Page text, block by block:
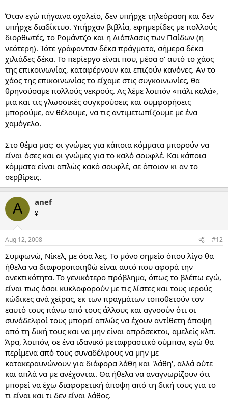
Όταν εγώ πήγαινα σχολείο, δεν υπήρχε τηλεόραση και δεν
υπήρχε διαδίκτυο. Υπήρχαν βιβλία, εφημερίδες με πολλούς
διορθωτές, το Ρομάντζο και η Διάπλασις των Παίδων (η
νεότερη). Τότε γράφονταν δέκα πράγματα, σήμερα δέκα
χιλιάδες δέκα. Το περίεργο είναι που, μέσα σ’ αυτό το χάος
της επικοινωνίας, καταφέρνουν και επιζούν κανόνες. Αν το
χάος της επικοινωνίας το είχαμε στις συγκοινωνίες, θα
θρηνούσαμε πολλούς νεκρούς. Ας λέμε λοιπόν «πάλι καλά»,
μια και τις γλωσσικές συγκρούσεις και συμφορήσεις
μπορούμε, αν θέλουμε, να τις αντιμετωπίζουμε με ένα
χαμόγελο.
Στο θέμα μας: οι γνώμες για κάποια κόμματα μπορούν να
είναι όσες και οι γνώμες για το καλό σουφλέ. Και κάποια
κόμματα είναι απλώς κακό σουφλέ, σε όποιον κι αν το
σερβίρεις.
A anef
¥
Aug 12, 2008 #12
Συμφωνώ, Νίκελ, με όσα λες. Το μόνο σημείο όπου λίγο θα
ήθελα να διαφοροποιηθώ είναι αυτό που αφορά την
ανεκτικότητα. Το γενικότερο πρόβλημα, όπως το βλέπω εγώ,
είναι πως όσοι κυκλοφορούν με τις λίστες και τους ιερούς
κώδικες ανά χείρας, εκ των πραγμάτων τοποθετούν τον
εαυτό τους πάνω από τους άλλους και αγνοούν ότι οι
συνάδελφοί τους μπορεί απλώς να έχουν αντίθετη άποψη
από τη δική τους και να μην είναι απρόσεκτοι, αμελείς κλπ.
Άρα, λοιπόν, σε ένα ιδανικό μεταφραστικό σύμπαν, εγώ θα
περίμενα από τους συναδέλφους να μην με
κατακεραυνώνουν για διάφορα λάθη και 'λάθη', αλλά ούτε
και απλά να με ανέχονται. Θα ήθελα να αναγνωρίζουν ότι
μπορεί να έχω διαφορετική άποψη από τη δική τους για το
τι είναι και τι δεν είναι λάθος.